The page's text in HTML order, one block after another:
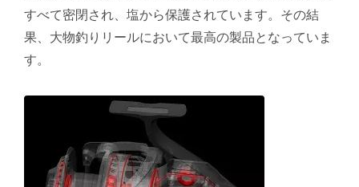
すべて密閉され、塩から保護されています。その結
果、大物釣りリールにおいて最高の製品となっていま
す。